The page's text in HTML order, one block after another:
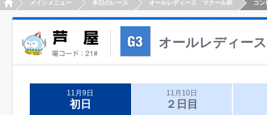
HOMEメインメニュー 本日のレース オールレディース マクール杯 コン
オールレディー
11月9日
初日
11月10日
２日目